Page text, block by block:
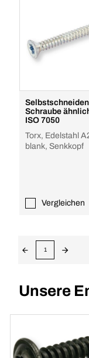
Schraube
ISO 7050
Torx, Edelstahl
blank, Senkkopf
Vergleichen
1
Unsere